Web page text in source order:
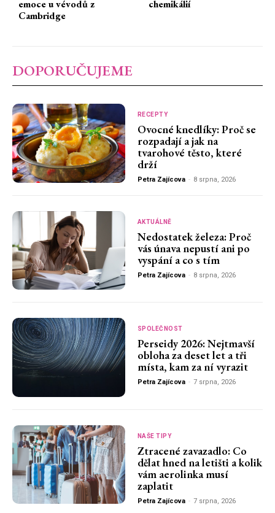
emoce u vévodů z
Cambridge
chemikálií
DOPORUČUJEME
RECEPTY
Ovocné knedlíky: Proč se
rozpadají a jak na
tvarohové těsto, které
drží
Petra Zajícova - 8 srpna, 2026
AKTUÁLNĚ
Nedostatek železa: Proč
vás únava nepustí ani po
vyspání a co s tím
Petra Zajícova - 8 srpna, 2026
SPOLEČNOST
Perseidy 2026: Nejtmavší
obloha za deset let a tři
místa, kam za ní vyrazit
Petra Zajícova - 7 srpna, 2026
NAŠE TIPY
Ztracené zavazadlo: Co
dělat hned na letišti a kolik
vám aerolinka musí
zaplatit
Petra Zajícova - 7 srpna, 2026